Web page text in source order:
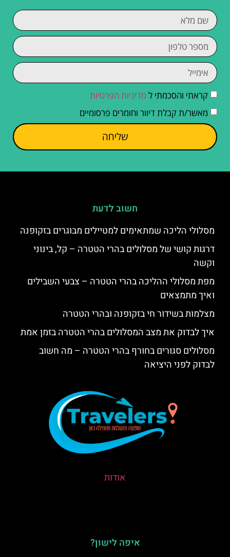
קראתי והסכמתי ל מדיניות הפרטיות
מאשר/ת קבלת דיוור וחומרים פרסומיים
שליחה
חשוב לדעת
מסלולי הליכה שמתאימים למטיילים מבוגרים בזקופנה
דרגות קושי של מסלולים בהרי הטטרה – קל, בינוני
וקשה
מפת מסלולי ההליכה בהרי הטטרה – צבעי השבילים
ואיך מתמצאים
מצלמות בשידור חי בזקופנה ובהרי הטטרה
איך לבדוק את מצב המסלולים בהרי הטטרה בזמן אמת
מסלולים סגורים בחורף בהרי הטטרה – מה חשוב
לבדוק לפני היציאה
אודות
איפה לישון?